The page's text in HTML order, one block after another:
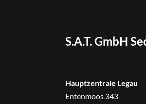
S.A.T. GmbH
Hauptzentrale Legau
Entenmoos 343